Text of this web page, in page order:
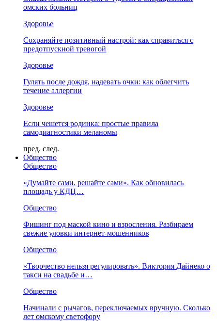
омских больниц
Здоровье
Сохраняйте позитивный настрой: как справиться с
предотпускной тревогой
Здоровье
Гулять после дождя, надевать очки: как облегчить
течение аллергии
Здоровье
Если чешется родинка: простые правила
самодиагностики меланомы
пред. след.
Общество
Общество
«Думайте сами, решайте сами». Как обновилась
площадь у КДЦ…
Общество
Фишинг под маской кино и взросления. Разбираем
свежие уловки интернет-мошенников
Общество
«Творчество нельзя регулировать». Виктория Дайнеко о
такси на свадьбе и…
Общество
Начинали с рычагов, переключаемых вручную. Сколько
лет омскому светофору